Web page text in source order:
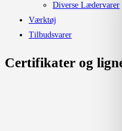
Diverse Lædervarer
Værktøj
Tilbudsvarer
Certifikater og